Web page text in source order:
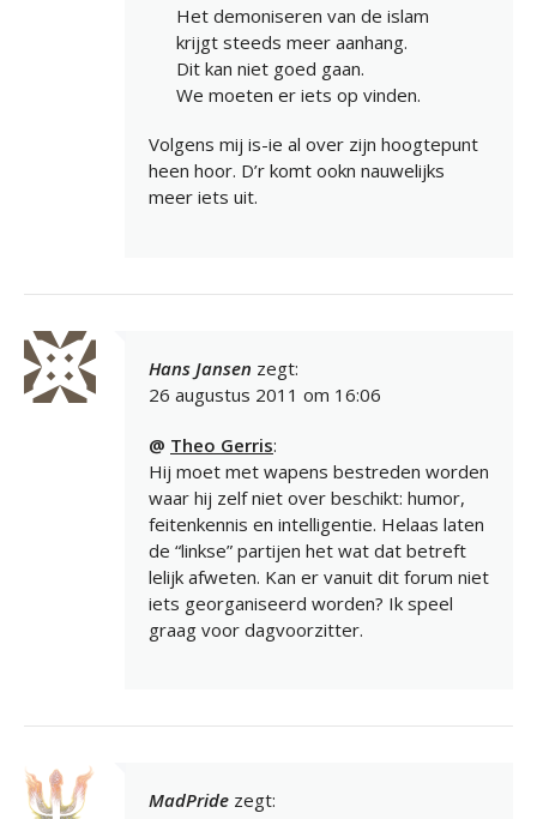
Het demoniseren van de islam
krijgt steeds meer aanhang.
Dit kan niet goed gaan.
We moeten er iets op vinden.
Volgens mij is-ie al over zijn hoogtepunt
heen hoor. D’r komt ookn nauwelijks
meer iets uit.
Hans Jansen zegt:
26 augustus 2011 om 16:06
@ Theo Gerris:
Hij moet met wapens bestreden worden
waar hij zelf niet over beschikt: humor,
feitenkennis en intelligentie. Helaas laten
de “linkse” partijen het wat dat betreft
lelijk afweten. Kan er vanuit dit forum niet
iets georganiseerd worden? Ik speel
graag voor dagvoorzitter.
MadPride zegt: